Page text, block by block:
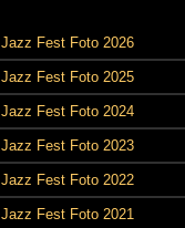
Jazz Fest Foto 2026
Jazz Fest Foto 2025
Jazz Fest Foto 2024
Jazz Fest Foto 2023
Jazz Fest Foto 2022
Jazz Fest Foto 2021